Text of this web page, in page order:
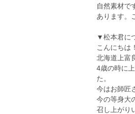
自然素材で
あります。
▼松本君に
こんにちは
北海道上富
4歳の時に
た。
今はお師匠
今の等身大
召し上がり